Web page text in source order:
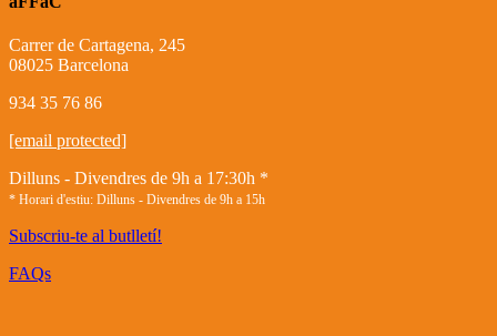
Carrer de Cartagena, 245
08025 Barcelona
934 35 76 86
[email protected]
Dilluns - Divendres de 9h a 17:30h *
* Horari d'estiu: Dilluns - Divendres de 9h a 15h
Subscriu-te al butlletí!
FAQs